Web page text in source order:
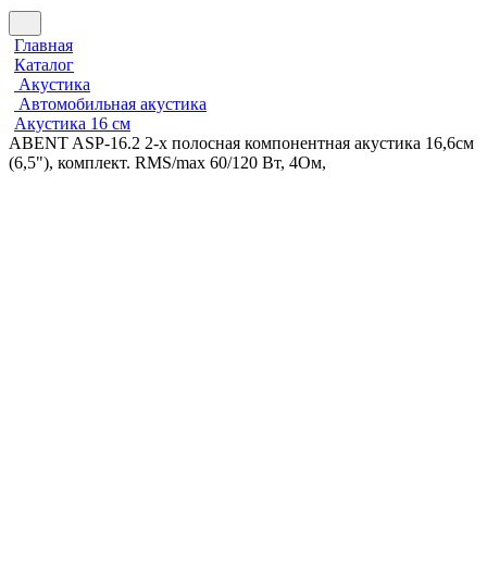
Главная
Каталог
Акустика
Автомобильная акустика
Акустика 16 см
ABENT ASP-16.2 2-х полосная компонентная акустика 16,6см
(6,5"), комплект. RMS/max 60/120 Вт, 4Ом,